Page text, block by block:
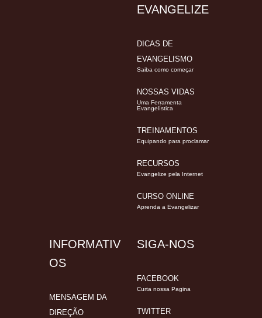
EVANGELIZE
DICAS DE
EVANGELISMO
Saiba como começar
NOSSAS VIDAS
Uma Ferramenta
Evangelística
TREINAMENTOS
Equipando para proclamar
RECURSOS
Evangelize pela Internet
CURSO ONLINE
Aprenda a Evangelizar
INFORMATIV
OS
MENSAGEM DA
DIREÇÃO
SIGA-NOS
FACEBOOK
Curta nossa Pagina
TWITTER